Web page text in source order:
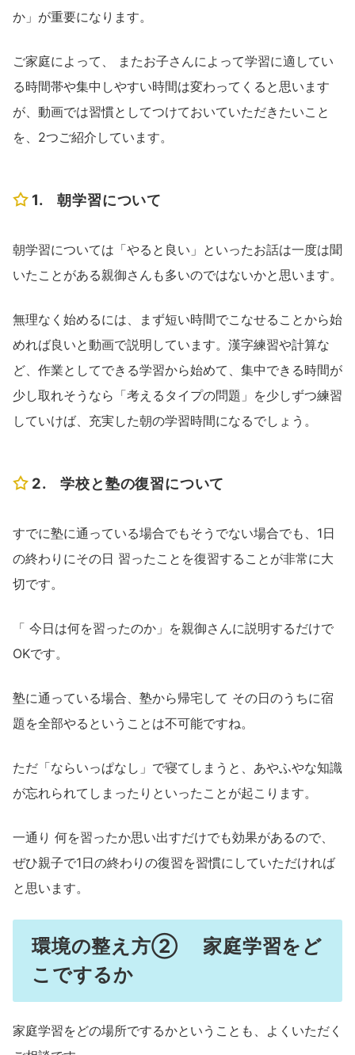
か」が重要になります。
ご家庭によって、 またお子さんによって学習に適してい
る時間帯や集中しやすい時間は変わってくると思います
が、動画では習慣としてつけておいていただきたいこと
を、2つご紹介しています。
1. 朝学習について
朝学習については「やると良い」といったお話は一度は聞
いたことがある親御さんも多いのではないかと思います。
無理なく始めるには、まず短い時間でこなせることから始
めれば良いと動画で説明しています。漢字練習や計算な
ど、作業としてできる学習から始めて、集中できる時間が
少し取れそうなら「考えるタイプの問題」を少しずつ練習
していけば、充実した朝の学習時間になるでしょう。
2. 学校と塾の復習について
すでに塾に通っている場合でもそうでない場合でも、1日
の終わりにその日 習ったことを復習することが非常に大
切です。
「 今日は何を習ったのか」を親御さんに説明するだけで
OKです。
塾に通っている場合、塾から帰宅して その日のうちに宿
題を全部やるということは不可能ですね。
ただ「ならいっぱなし」で寝てしまうと、あやふやな知識
が忘れられてしまったりといったことが起こります。
一通り 何を習ったか思い出すだけでも効果があるので、
ぜひ親子で1日の終わりの復習を習慣にしていただければ
と思います。
環境の整え方② 家庭学習をど
こでするか
家庭学習をどの場所でするかということも、よくいただく